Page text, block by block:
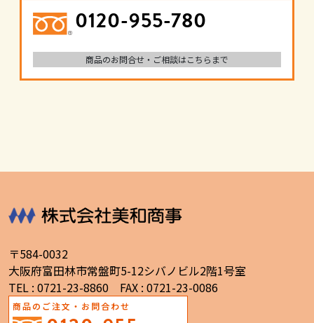
0120-955-780
商品のお問合せ・ご相談はこちらまで
〒584-0032
大阪府富田林市常盤町5-12シバノビル2階1号室
TEL : 0721-23-8860 FAX : 0721-23-0086
商品のご注文・お問合わせ